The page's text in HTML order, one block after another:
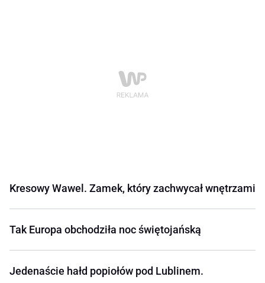
Kresowy Wawel. Zamek, który zachwycał wnętrzami
Tak Europa obchodziła noc świętojańską
Jedenaście hałd popiołów pod Lublinem.